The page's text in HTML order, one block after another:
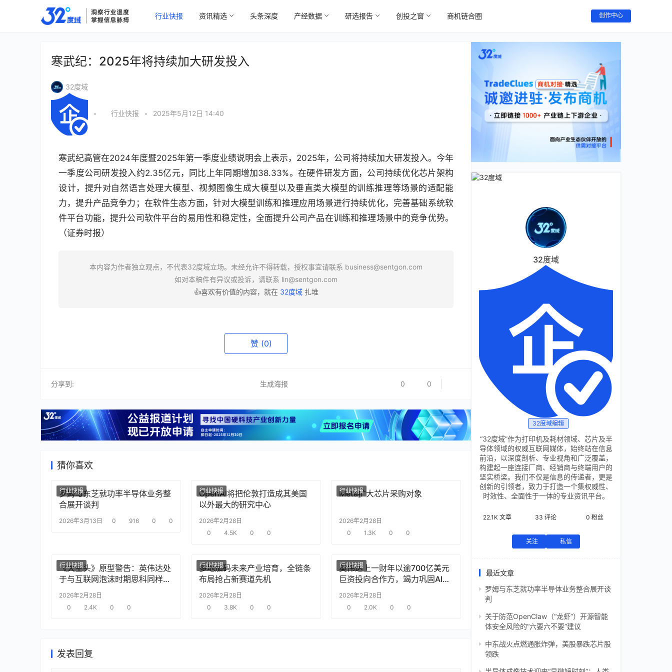
行业快报 资讯精选 头条深度 产经数据 研选报告 创投之窗 商机链合圈 创作中心
寒武纪：2025年将持续加大研发投入
32度域
• 行业快报 • 2025年5月12日 14:40
寒武纪高管在2024年度暨2025年第一季度业绩说明会上表示，2025年，公司将持续加大研发投入。今年
一季度公司研发投入约2.35亿元，同比上年同期增加38.33%。在硬件研发方面，公司持续优化芯片架构
设计，提升对自然语言处理大模型、视频图像生成大模型以及垂直类大模型的训练推理等场景的适配能
力，提升产品竞争力；在软件生态方面，针对大模型训练和推理应用场景进行持续优化，完善基础系统软
件平台功能，提升公司软件平台的易用性和稳定性，全面提升公司产品在训练和推理场景中的竞争优势。
（证券时报）
本内容为作者独立观点，不代表32度域立场。未经允许不得转载，授权事宜请联系 business@sentgon.com
如对本稿件有异议或投诉，请联系 lin@sentgon.com
👍喜欢有价值的内容，就在 32度域扎堆
赞 (0)
分享到: 生成海报 0 0
猜你喜欢
行业快报
罗姆与东芝就功率半导体业务整
合展开谈判
2026年3月13日 0 916 0 0
行业快报
OpenAI将把伦敦打造成其美国
以外最大的研究中心
2026年2月28日
0
4.5K 0 0
行业快报
Meta扩大芯片采购对象
2026年2月28日
0
1.3K 0 0
行业快报
《大空头》原型警告：英伟达处
于与互联网泡沫时期思科同样的
“危险境地”
2026年2月28日
0
2.4K 0 0
行业快报
多地加码未来产业培育，全链条
布局抢占新赛道先机
2026年2月28日
0
3.8K 0 0
行业快报
英伟达上一财年以逾700亿美元
巨资投向合作方，竭力巩固AI芯
片需求
2026年2月28日
0
2.0K 0 0
发表回复
32度域
32度域编辑
“32度域”作为打印机及耗材领域、芯片及半
导体领域的权威互联网媒体，始终站在信息
前沿，以深度剖析、专业视角和广泛覆盖，
构建起一座连接厂商、经销商与终端用户的
坚实桥梁。我们不仅是信息的传递者，更是
创新的引领者，致力于打造一个集权威性、
时效性、全面性于一体的专业资讯平台。
22.1K 文章 33 评论 0 粉丝
关注 私信
最近文章
罗姆与东芝就功率半导体业务整合展开谈
判
关于防范OpenClaw（“龙虾”）开源智能
体安全风险的“六要六不要”建议
中东战火点燃通胀炸弹，美股暴跌芯片股
领跌